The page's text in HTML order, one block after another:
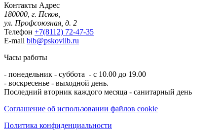
Контакты Адрес
180000, г. Псков,
ул. Профсоюзная, д. 2
Телефон +7(8112) 72-47-35
E-mail bib@pskovlib.ru
Часы работы
- понедельник - суббота - с 10.00 до 19.00
- воскресенье - выходной день.
Последний вторник каждого месяца - санитарный день
Соглашение об использовании файлов cookie
Политика конфиденциальности